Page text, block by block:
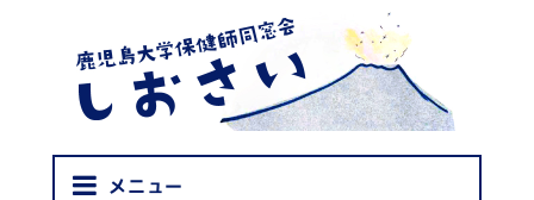
メニュー